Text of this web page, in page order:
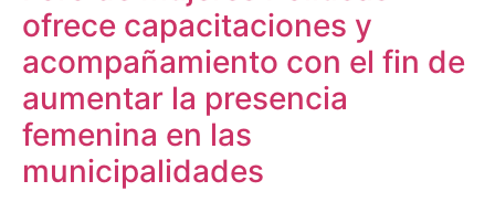
ofrece capacitaciones y
acompañamiento con el fin de
aumentar la presencia
femenina en las
municipalidades